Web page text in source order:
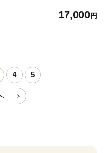
レビュー高評価 小分け 真空
町 送料無料_G7317
17,000円
4 5